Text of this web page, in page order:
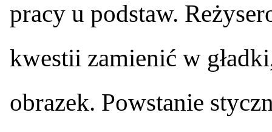
pracy u podstaw.
kwestii zamienić w
obrazek. Powstanie